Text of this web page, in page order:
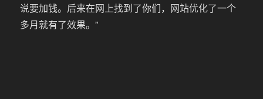
说要加钱。后来在网上找到了你们，网站优化了一个
多月就有了效果。”